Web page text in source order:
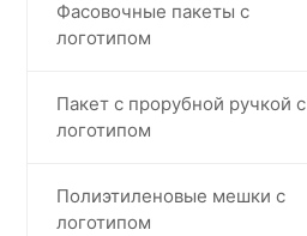
Фасовочные пакеты с
логотипом
Пакет с прорубной ручкой с
логотипом
Полиэтиленовые мешки с
логотипом